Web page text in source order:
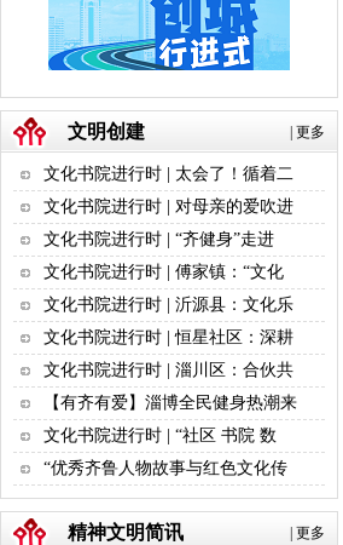
更多
文明创建
文化书院进行时 | 太会了！循着二
文化书院进行时 | 对母亲的爱吹进
文化书院进行时 | “齐健身”走进
文化书院进行时 | 傅家镇：“文化
文化书院进行时 | 沂源县：文化乐
文化书院进行时 | 恒星社区：深耕
文化书院进行时 | 淄川区：合伙共
【有齐有爱】淄博全民健身热潮来
文化书院进行时 | “社区 书院 数
“优秀齐鲁人物故事与红色文化传
更多
精神文明简讯